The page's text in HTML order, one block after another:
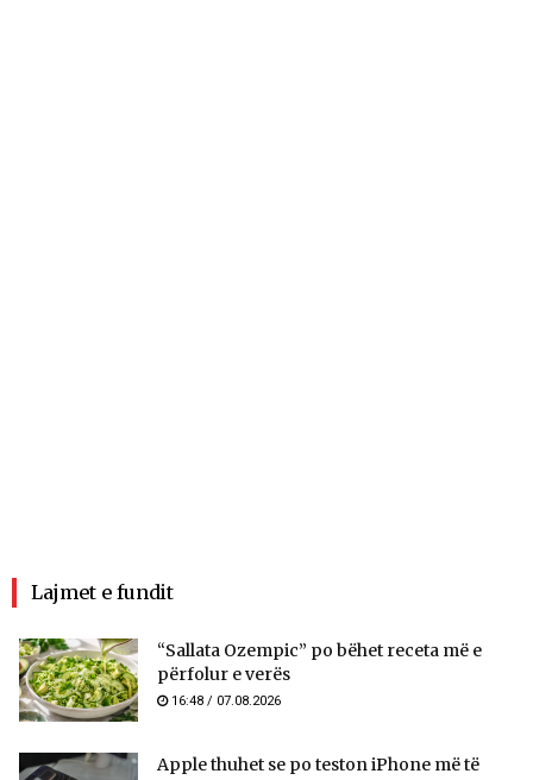
Lajmet e fundit
“Sallata Ozempic” po bëhet receta më e
përfolur e verës
16:48 / 07.08.2026
Apple thuhet se po teston iPhone më të